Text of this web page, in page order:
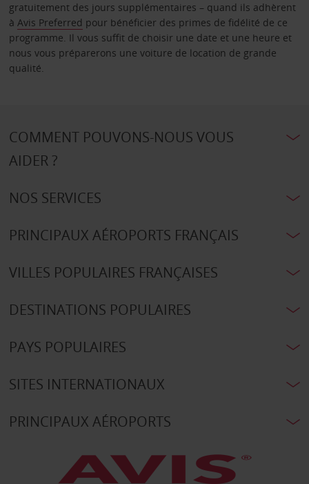
gratuitement des jours supplémentaires – quand ils adhèrent
à Avis Preferred pour bénéficier des primes de fidélité de ce
programme. Il vous suffit de choisir une date et une heure et
nous vous préparerons une voiture de location de grande
qualité.
COMMENT POUVONS-NOUS VOUS
AIDER ?
NOS SERVICES
PRINCIPAUX AÉROPORTS FRANÇAIS
VILLES POPULAIRES FRANÇAISES
DESTINATIONS POPULAIRES
PAYS POPULAIRES
SITES INTERNATIONAUX
PRINCIPAUX AÉROPORTS